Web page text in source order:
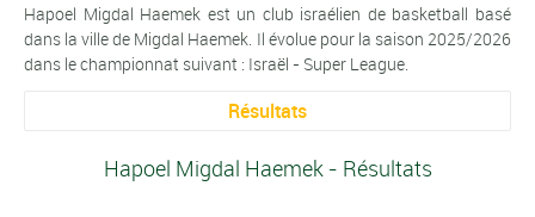
Hapoel Migdal Haemek est un club israélien de basketball basé
dans la ville de Migdal Haemek. Il évolue pour la saison 2025/2026
dans le championnat suivant : Israël - Super League.
Résultats
Hapoel Migdal Haemek - Résultats